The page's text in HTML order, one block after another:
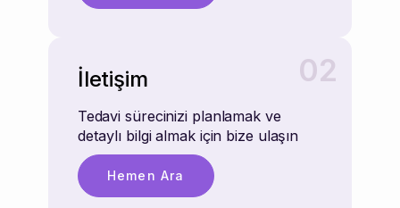
02
İletişim
Tedavi sürecinizi planlamak ve
detaylı bilgi almak için bize ulaşın
Hemen Ara